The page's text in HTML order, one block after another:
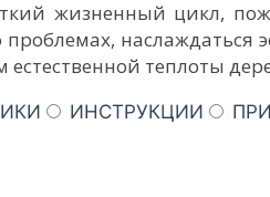
жизненный цикл,
наслаждаться
теплоты
ИНСТРУКЦИИ